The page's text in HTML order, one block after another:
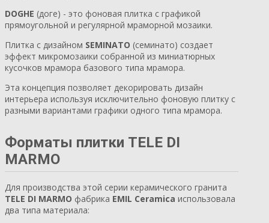
DOGHE (доге) - это фоновая плитка с графикой
прямоугольной и регулярной мраморной мозаики.
Плитка с дизайном SEMINATO (семинато) создает
эффект микромозаики собранной из миниатюрных
кусочков мрамора базового типа мрамора.
Эта концепция позволяет декорировать дизайн
интерьера используя исключительно фоновую плитку с
разными вариантами графики одного типа мрамора.
Форматы плитки TELE DI
MARMO
Для производства этой серии керамического гранита
TELE DI MARMO фабрика EMIL Ceramica использовала
два типа материала: